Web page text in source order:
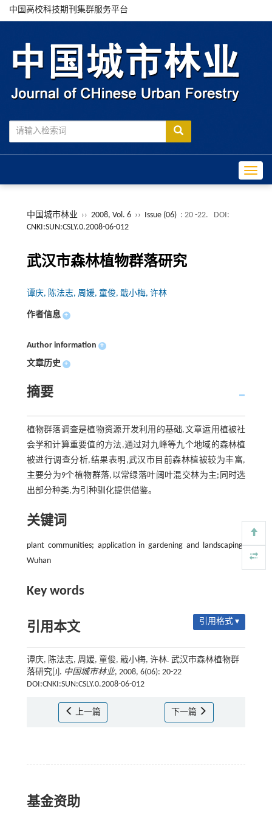
中国高校科技期刊集群服务平台
中国城市林业 ›› 2008, Vol. 6 ›› Issue (06) : 20 -22.
DOI:
CNKI:SUN:CSLY.0.2008-06-012
武汉市森林植物群落研究
谭庆, 陈法志, 周媛, 童俊, 戢小梅, 许林
作者信息 +
Author information +
文章历史 +
摘要
植物群落调查是植物资源开发利用的基础,文章运用植被社
会学和计算重要值的方法,通过对九峰等九个地域的森林植
被进行调查分析,结果表明,武汉市目前森林植被较为丰富,
主要分为9个植物群落,以常绿落叶阔叶混交林为主;同时选
出部分种类,为引种驯化提供借鉴。
关键词
plant communities; application in gardening and landscaping;
Wuhan
Key words
引用本文 引用格式 ▾
谭庆, 陈法志, 周媛, 童俊, 戢小梅, 许林. 武汉市森林植物群
落研究[J]. 中国城市林业, 2008, 6(06): 20-22
DOI:CNKI:SUN:CSLY.0.2008-06-012
上一篇 下一篇
基金资助